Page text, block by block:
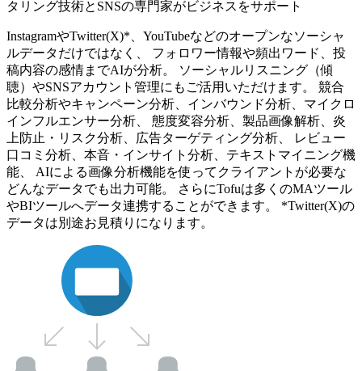
タリング技術とSNSの専門家がビジネスをサポート
InstagramやTwitter(X)*、YouTubeなどのオープンなソーシャ
ルデータだけではなく、 フォロワー情報や頻出ワード、投
稿内容の感情までAIが分析。 ソーシャルリスニング（傾
聴）やSNSアカウント管理にもご活用いただけます。 競合
比較分析やキャンペーン分析、インバウンド分析、マイクロ
インフルエンサー分析、 態度変容分析、製品画像解析、炎
上防止・リスク分析、広告ターゲティング分析、 レビュー
口コミ分析、本音・インサイト分析、テキストマイニング機
能、 AIによる画像分析機能を使ってクライアントが必要な
どんなデータでも出力可能。 さらにTofuは多くのMAツール
やBIツールへデータ連携することができます。 *Twitter(X)の
データは別途お見積りになります。